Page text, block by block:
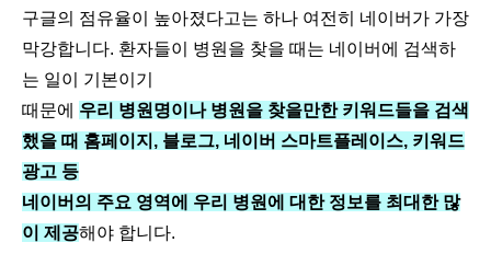
구글의 점유율이 높아졌다고는 하나 여전히 네이버가 가장
막강합니다. 환자들이 병원을 찾을 때는 네이버에 검색하
는 일이 기본이기
때문에 우리 병원명이나 병원을 찾을만한 키워드들을 검색
했을 때 홈페이지, 블로그, 네이버 스마트플레이스, 키워드
광고 등
네이버의 주요 영역에 우리 병원에 대한 정보를 최대한 많
이 제공해야 합니다.